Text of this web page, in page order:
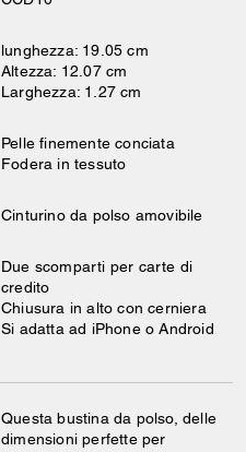
lunghezza: 19.05 cm
Altezza: 12.07 cm
Larghezza: 1.27 cm
Pelle finemente conciata
Fodera in tessuto
Cinturino da polso amovibile
Due scomparti per carte di
credito
Chiusura in alto con cerniera
Si adatta ad iPhone o Android
Questa bustina da polso, delle
dimensioni perfette per